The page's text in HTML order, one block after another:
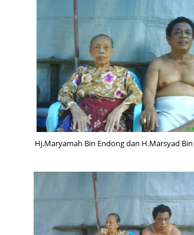
Hj.Maryamah Bin Endong dan H.Marsyad